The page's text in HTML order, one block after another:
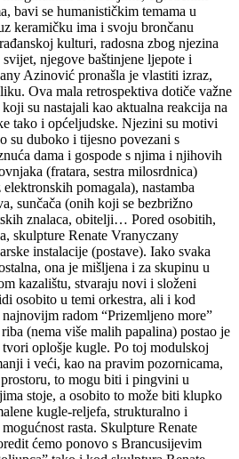
bavi se humanističkim temama u
keramičku ima i svoju brončanu
kulturi, radosna zbog njezina
njegove baštinjene ljepote i
Azinović pronašla je vlastiti izraz,
Ova mala retrospektiva dotiče važne
su nastajali kao aktualna reakcija na
tako i općeljudske. Njezini su motivi
su duboko i tijesno povezani s
dama i gospode s njima i njihovih
(fratara, sestra milosrdnica)
pomagala), nastamba
sunčača (onih koji se bezbrižno
znalaca, obitelji… Pored osobitih,
skulpture Renate Vranyczany
instalacije (postave). Iako svaka
ona je mišljena i za skupinu u
kazalištu, stvaraju novi i složeni
osobito u temi orkestra, ali i kod
radom “Prizemljeno more”
(nema više malih papalina) postao je
oplošje kugle. Po toj modulskoj
i veći, kao na pravim pozornicama,
to mogu biti i pingvini u
stoje, a osobito to može biti klupko
kugle-reljefa, strukturalno i
rasta. Skulpture Renate
ćemo ponovo s Brancusijevim